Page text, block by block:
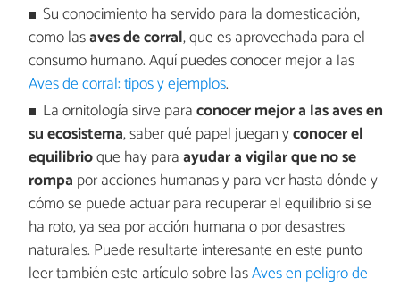
Su conocimiento ha servido para la domesticación,
como lasaves de corral, que es aprovechada para el
consumo humano. Aquí puedes conocer mejor a las
Aves de corral: tipos y ejemplos.
La ornitología sirve paraconocer mejor a las aves en
su ecosistema, saber qué papel juegan yconocer el
equilibrioque hay paraayudar a vigilar que no se
rompa por acciones humanas y para ver hasta dónde y
cómo se puede actuar para recuperar el equilibrio si se
ha roto, ya sea por acción humana o por desastres
naturales. Puede resultarte interesante en este punto
leer también este artículo sobre lasAves en peligro de